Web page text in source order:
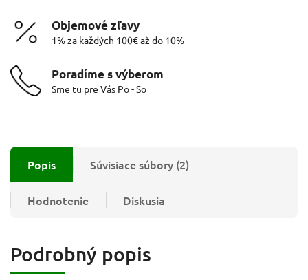
Objemové zľavy
1% za každých 100€ až do 10%
Poradíme s výberom
Sme tu pre Vás Po - So
Popis Súvisiace súbory (2)
Hodnotenie Diskusia
Podrobný popis